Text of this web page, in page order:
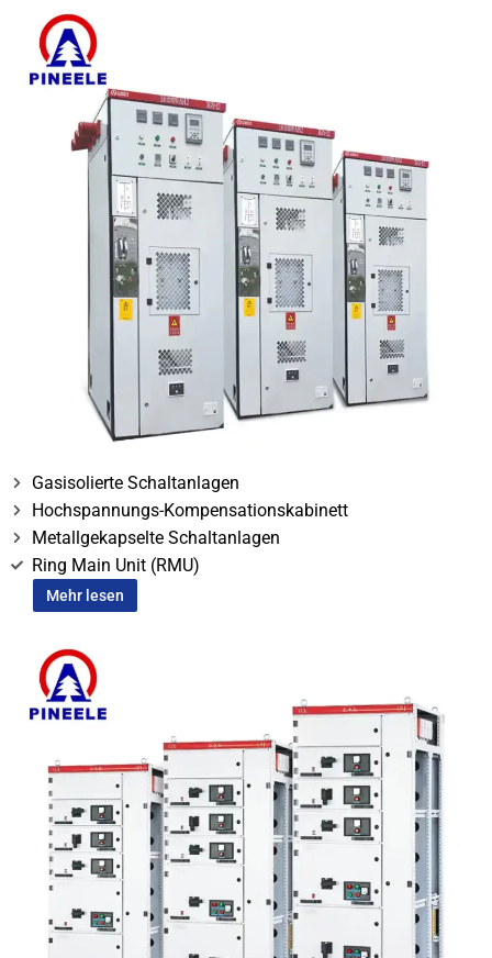
Gasisolierte Schaltanlagen
Hochspannungs-Kompensationskabinett
Metallgekapselte Schaltanlagen
Ring Main Unit (RMU)
Mehr lesen